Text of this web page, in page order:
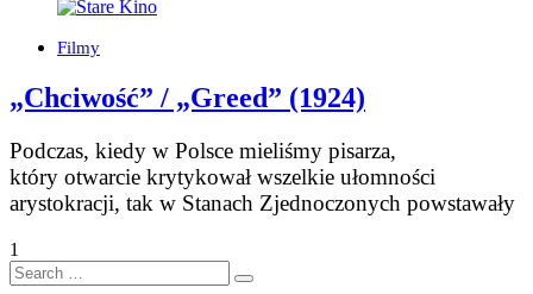
Filmy
„Chciwość” / „Greed” (1924)
Podczas, kiedy w Polsce mieliśmy pisarza,
który otwarcie krytykował wszelkie ułomności
arystokracji, tak w Stanach Zjednoczonych powstawały
1
Search